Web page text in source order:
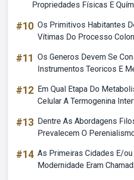
Propriedades Físicas E
#10 Os Primitivos Habitantes
Vítimas Do Processo
#11 Os Generos Devem Se
Instrumentos Teoricos E
#12 Em Qual Etapa Do
Celular A Termogenina
#13 Dentre As Abordagens
Prevalecem O
#14 As Primeiras Cidades E/
Modernidade Eram